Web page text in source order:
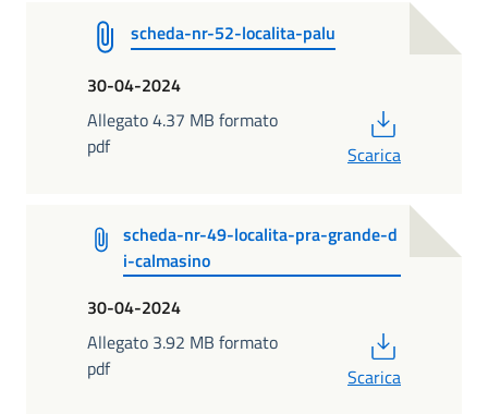
scheda-nr-52-localita-palu
30-04-2024
Allegato 4.37 MB formato
pdf
Scarica
scheda-nr-49-localita-pra-grande-d
i-calmasino
30-04-2024
Allegato 3.92 MB formato
pdf
Scarica